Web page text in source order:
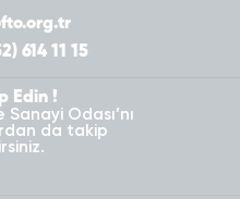
614 11 15
Edin !
Odası’nı
da takip